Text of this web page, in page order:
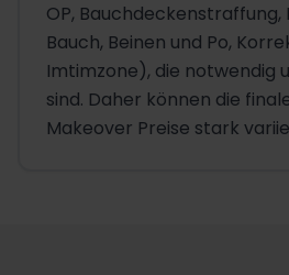
OP, Bauchdeckenstraffung,
Bauch, Beinen und Po,
Imtimzone), die notwendig
sind. Daher können die
Makeover Preise stark